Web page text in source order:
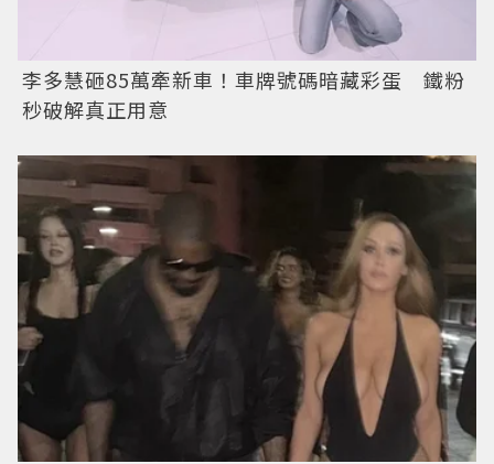
李多慧砸85萬牽新車！車牌號碼暗藏彩蛋 鐵粉
秒破解真正用意